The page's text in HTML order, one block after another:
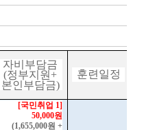
자비부담금
(정부지원+
본인부담금)
훈련일정
[국민취업 1]
50,000원
(1,655,000원 +